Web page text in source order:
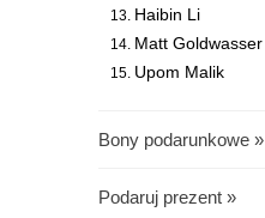
Haibin Li
Matt Goldwasser
Upom Malik
Bony podarunkowe »
Podaruj prezent »